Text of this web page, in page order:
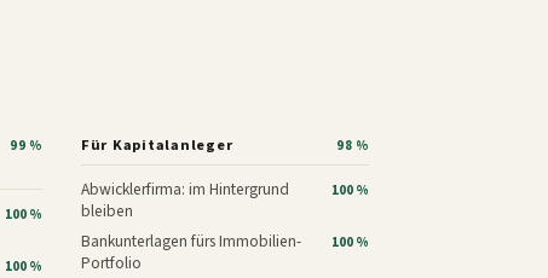
99 %
100 %
100 %
Für Kapitalanleger 98 %
Abwicklerfirma: im Hintergrund
bleiben
100 %
Bankunterlagen fürs Immobilien-
Portfolio
100 %